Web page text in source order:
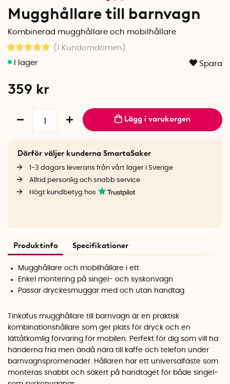
Mugghållare till barnvagn
Kombinerad mugghållare och mobilhållare
(1 Kundomdömen )
Spara
359 kr
Lägg i varukorgen
Därför väljer kunderna SmartaSaker
1-3 dagars leverans från vårt lager i Sverige
Alltid personlig och snabb service
Högt kundbetyg hos
Produktinfo Specifikationer
Mugghållare och mobilhållare i ett
Enkel montering på singel- och syskonvagn
Passar dryckesmuggar med och utan handtag
Tinkafus mugghållare till barnvagn är en praktisk
kombinationshållare som ger plats för dryck och en
lättåtkomlig förvaring för mobilen. Perfekt för dig som vill ha
händerna fria men ändå nära till kaffe och telefon under
barnvagnspromenader. Hållaren har ett universalfäste som
monteras snabbt och säkert på handtaget för både singel-